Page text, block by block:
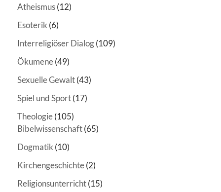
Atheismus(12)
Esoterik (6)
Interreligiöser Dialog(109)
Ökumene(49)
Sexuelle Gewalt(43)
Spiel und Sport(17)
Theologie(105)
Bibelwissenschaft(65)
Dogmatik (10)
Kirchengeschichte(2)
Religionsunterricht(15)